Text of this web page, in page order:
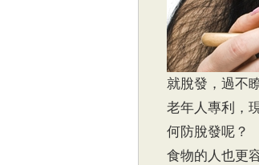
就脫發，過不
老年人專利，
何防脫發呢
食物的人也更